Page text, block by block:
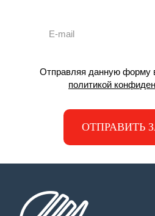
Отправляя данную форму
политикой
ОТПРАВИТЬ